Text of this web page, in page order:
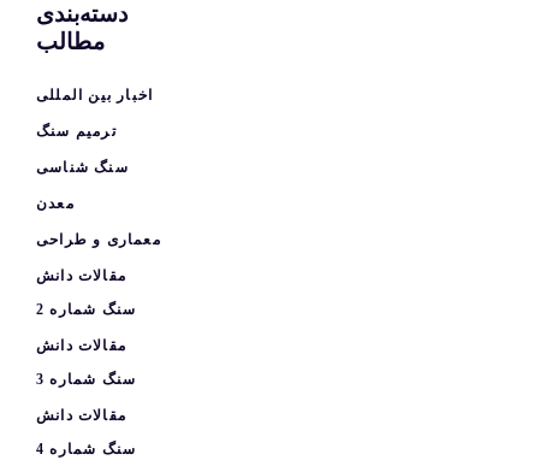
دسته‌بندی
مطالب
اخبار بین المللی
ترمیم سنگ
سنگ شناسی
معدن
معماری و طراحی
مقالات دانش
سنگ شماره 2
مقالات دانش
سنگ شماره 3
مقالات دانش
سنگ شماره 4